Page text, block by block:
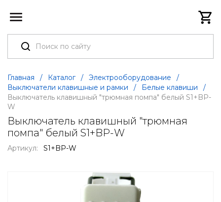
Главная / Каталог / Электрооборудование
/
Выключатели клавишные и рамки
/ Белые клавиши
/
Выключатель клавишный "трюмная помпа" белый S1+BP-
W
Выключатель клавишный "трюмная
помпа" белый S1+BP-W
Артикул: S1+BP-W